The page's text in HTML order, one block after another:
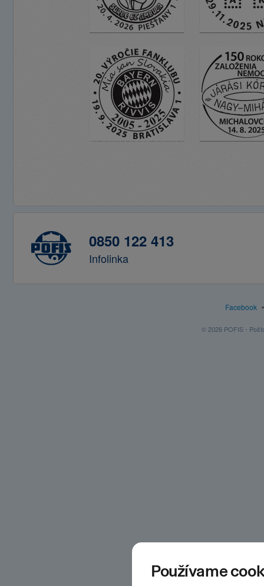
0850 122 413
Infolinka
Facebook
© 2026 POFIS -